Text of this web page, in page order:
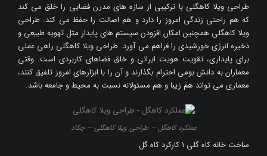
طراحی ویلا کاهگلی با ترکیبی از سازه های مدرن فضایی را خلق می کند
که هم راحتی زندگی امروز را دارد و هم اصالت را حفظ می کند. طراحی
ویلا کاهگلی همچنین امکان افزودن سیستم های پایدار مثل تهویه طبیعی و
ذخیره انرژی خورشیدی را فراهم می آورد. طراحی ویلا کاهگلی راهی عملی
برای پایداری، تقویت هویت ایرانی و خلق فضاهای کاربردی است. وقتی
معماران به دانش بومی احترام بگذارند و آن را با ابزارهای امروز تلفیق کنند،
معماری می تواند هم زیبا و هم مسئولانه نسبت به محیط و جامعه باشد.
عملکرد کاهگل – طراحی ویلا کاهگلی – چکاد
ساخت خانه کاه گلی 1 کارکرد کاه گل